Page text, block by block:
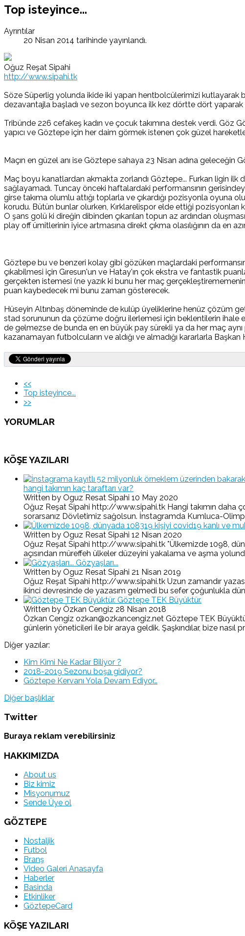
Top isteyince...
Ayrıntılar
20 Nisan 2014 tarihinde yayınlandı.
Oğuz Reşat Sipahi
http://www.sipahi.tk
Söze Süperlig yolunda ikide iki yapan hentbolcülerimizi kutlayarak
dezavantajla başladı ve sezon boyunca ilk kez dörtte dört yaparak
Tribünde 226 cefakeş kadın ve çocuk takımına destek verdi. Göz
yapıcı ve Göztepe için her daim görmek istenen çok güzel
Maçın en güzel anı ise Göztepe sahaya 23 Nisan adına geleceğin
Maç boyu kanatlardan akmakta zorlandı Göztepe... Furkan ligin ilk
sağlayamadı. Tuncay önceki haftalardaki performansının
girse takıma olumlu attığı toplarla ve çıkardığı pozisyonla oyuna
korudu. Bütün bunlar olurken, Kırklarelispor elde ettiği pozisyonları
O şans golü ki direğin dibinden çıkarılan topun az ardından
play off ümitlerinin iyice artmasına direkt çıkma olasılığının da
Göztepe bu ve benzeri kolay gibi gözüken maçlardaki
çıkabilmesi için Gıresun'un ve Hatay'ın çok ekstra ve fantastik
gerçekten istemesi (ne yazık ki bunu her maç
puan kaybedecek mi bunu zaman gösterecek.
Hüseyin Altınbaş döneminde de kulüp üyeliklerine henüz çözüm
stad sorununun da çözüme doğru ilerlemesi için beklentilerin ihale
de gelmezse de bunda en en büyük pay sürekli ya da her maç
kazanamayan futbolcuların ve aldığı ve almadığı kararlarla
<<
Top isteyince...
>>
YORUMLAR
KÖŞE YAZILARI
hangi takımın kaç taraftarı var?
Written by Oguz Resat Sipahi 10 May 2020
Oğuz Reşat Sipahi http://www.sipahi.tk Hangi takımın daha
sorarsanız Dövletimiz sağolsun. İnstagramda Kumluca-
Written by Oguz Resat Sipahi 12 Nisan 2020
Oğuz Reşat Sipahi http://www.sipahi.tk *Ülkemizde 1098,
açısından müreffeh ülkeler düzeyini yakalama ve aşma
Gözyaşları...
Written by Oguz Resat Sipahi 21 Nisan 2019
Oğuz Reşat Sipahi http://www.sipahi.tk Uzun zamandır
ikinci devresinde de yazasım gelmedi bu sefer çoğunlukla
Göztepe TEK Büyüktür.
Written by Özkan Cengiz 28 Nisan 2018
Özkan Cengiz ozkan@ozkancengiz.net Göztepe TEK
günlerin yöneticileri ile bir araya geldik. Şaşkındılar, bize nasıl
Diğer yazılar:
Kim Kimi Ne Kadar Biliyor ?
2018-2019 Sezonu boşa gidiyor?
Göztepe Kervanı Yola Devam Ediyor…
Diğer başlıklar
Twitter
Buraya reklam verebilirsiniz
HAKKIMIZDA
About us
Biz kimiz
Misyonumuz
Sende Üye ol
GÖZTEPE
Nostaljik
Futbol
Branş
Video Galeri Anasayfa
Haberler
Basinda
Etkinliker
GöztepeCard
KÖŞE YAZILARI